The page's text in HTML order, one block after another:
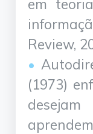
em
Review,
(1973)